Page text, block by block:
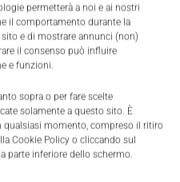
permetterà a noi e ai nostri
il comportamento durante la
e di mostrare annunci (non)
il consenso può influire
e funzioni.
sopra o per fare scelte
solamente a questo sito. È
momento, compreso il ritiro
Cookie Policy o cliccando sul
parte inferiore dello schermo.